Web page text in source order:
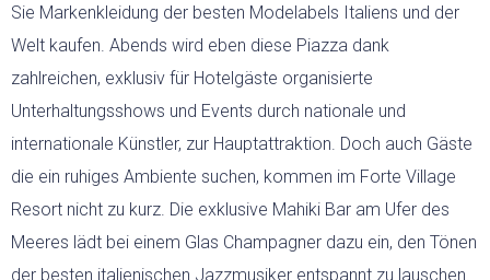
Sie Markenkleidung der besten Modelabels Italiens und der
Welt kaufen. Abends wird eben diese Piazza dank
zahlreichen, exklusiv für Hotelgäste organisierte
Unterhaltungsshows und Events durch nationale und
internationale Künstler, zur Hauptattraktion. Doch auch Gäste
die ein ruhiges Ambiente suchen, kommen im Forte Village
Resort nicht zu kurz. Die exklusive Mahiki Bar am Ufer des
Meeres lädt bei einem Glas Champagner dazu ein, den Tönen
der besten italienischen Jazzmusiker entspannt zu lauschen.